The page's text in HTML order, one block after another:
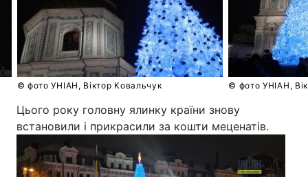
© фото УНІАН, Віктор Ковальчук © фото УНІАН,
Цього року головну ялинку країни знову
встановили і прикрасили за кошти меценатів.